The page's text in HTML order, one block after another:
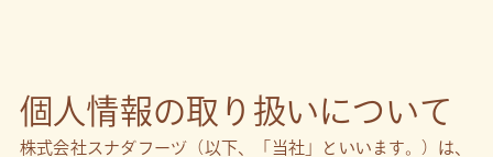
個人情報の取り扱いについて
株式会社スナダフーヅ（以下、「当社」といいます。）は、